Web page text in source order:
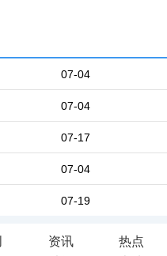
07-04
07-04
07-17
07-04
07-19
资讯
热点